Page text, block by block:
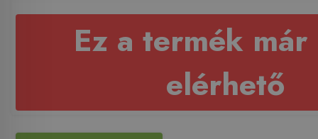
Ez a termék már
elérhető